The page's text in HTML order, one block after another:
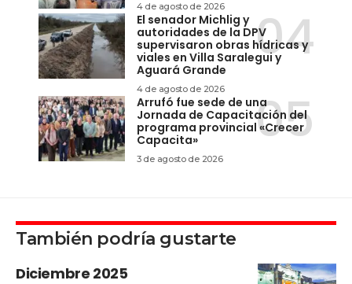
4 de agosto de 2026
El senador Michlig y
autoridades de la DPV
supervisaron obras hídricas y
viales en Villa Saralegui y
Aguará Grande
4 de agosto de 2026
Arrufó fue sede de una
Jornada de Capacitación del
programa provincial «Crecer
Capacita»
3 de agosto de 2026
También podría gustarte
Diciembre 2025